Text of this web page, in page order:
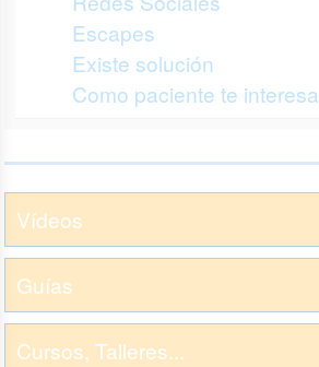
Escapes
Existe solución
Como paciente te interesa
Vídeos
Guías
Cursos, Talleres...